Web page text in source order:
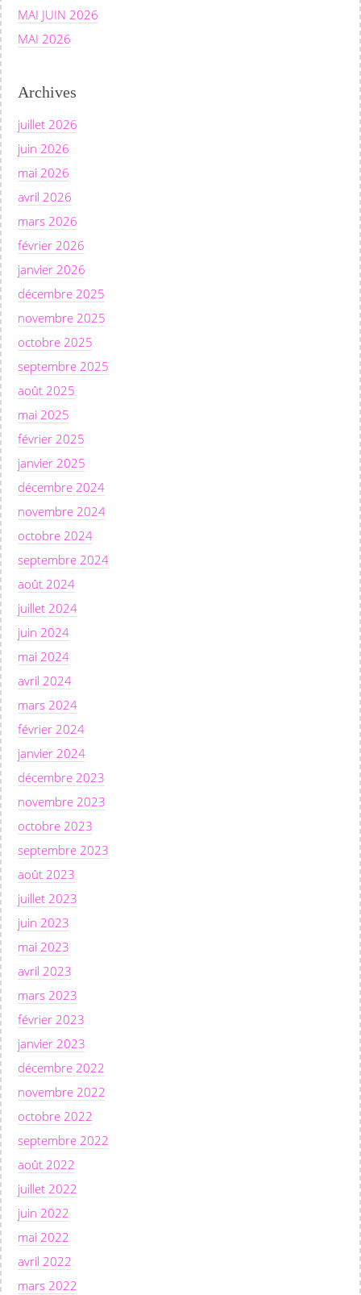
MAI JUIN 2026
MAI 2026
Archives
juillet 2026
juin 2026
mai 2026
avril 2026
mars 2026
février 2026
janvier 2026
décembre 2025
novembre 2025
octobre 2025
septembre 2025
août 2025
mai 2025
février 2025
janvier 2025
décembre 2024
novembre 2024
octobre 2024
septembre 2024
août 2024
juillet 2024
juin 2024
mai 2024
avril 2024
mars 2024
février 2024
janvier 2024
décembre 2023
novembre 2023
octobre 2023
septembre 2023
août 2023
juillet 2023
juin 2023
mai 2023
avril 2023
mars 2023
février 2023
janvier 2023
décembre 2022
novembre 2022
octobre 2022
septembre 2022
août 2022
juillet 2022
juin 2022
mai 2022
avril 2022
mars 2022